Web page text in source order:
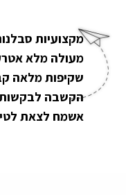
מקצועיות
מעולה מלא
שקיפות מלאה
הקשבה לבקשות
אשמח לצאת